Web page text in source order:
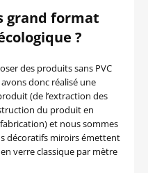
grand format
?
des produits sans PVC
donc réalisé une
(de l’extraction des
du produit en
et nous sommes
décoratifs miroirs émettent
verre classique par mètre